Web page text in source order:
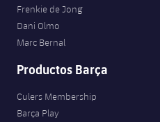
Jugadores
Fotos
Historia
Palmarés
Clasificaciones
Juvenil
Infantil
Noticias
Atletismo
plusicon
más
Masculino
Baloncesto en silla de
plusicon
más
Actualidad
Hockey sobre hielo
Frenkie de Jong
Dani Olmo
Marc Bernal
Productos Barça
Culers Membership
Barça Play